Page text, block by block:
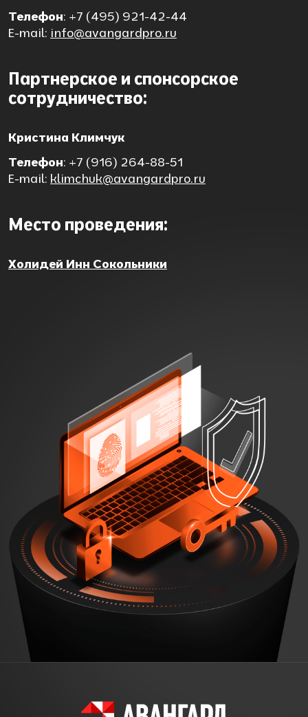
Телефон: +7 (495) 921-42-44
E-mail: info@avangardpro.ru
Партнерское и спонсорское
сотрудничество:
Кристина Климчук
Телефон: +7 (916) 264-88-51
E-mail: klimchuk@avangardpro.ru
Место проведения:
Холидей Инн Сокольники